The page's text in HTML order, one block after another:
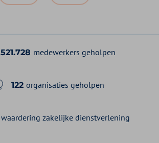
521.728 medewerkers geholpen
122 organisaties geholpen
waardering zakelijke dienstverlening